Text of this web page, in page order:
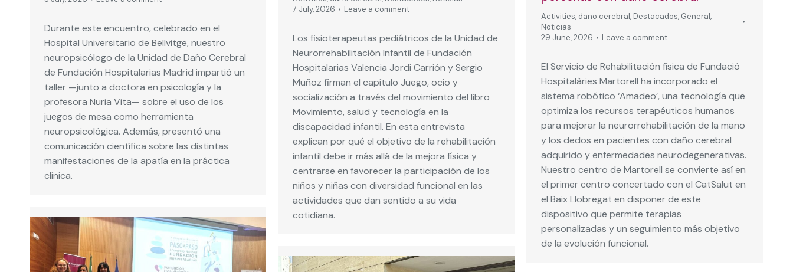
Durante este encuentro, celebrado en el
Hospital Universitario de Bellvitge, nuestro
neuropsicólogo de la Unidad de Daño Cerebral
de Fundación Hospitalarias Madrid impartió un
taller —junto a doctora en psicología y la
profesora Nuria Vita— sobre el uso de los
juegos de mesa como herramienta
neuropsicológica. Además, presentó una
comunicación científica sobre las distintas
manifestaciones de la apatía en la práctica
clínica.
7 July, 2026
Leave a comment
Los fisioterapeutas pediátricos de la Unidad de
Neurorrehabilitación Infantil de Fundación
Hospitalarias Valencia Jordi Carrión y Sergio
Muñoz firman el capítulo Juego, ocio y
socialización a través del movimiento del libro
Movimiento, salud y tecnología en la
discapacidad infantil. En esta entrevista
explican por qué el objetivo de la rehabilitación
infantil debe ir más allá de la mejora física y
centrarse en favorecer la participación de los
niños y niñas con diversidad funcional en las
actividades que dan sentido a su vida
cotidiana.
Activities, daño cerebral, Destacados, General,
Noticias
29 June, 2026
Leave a comment
El Servicio de Rehabilitación física de Fundació
Hospitalàries Martorell ha incorporado el
sistema robótico ‘Amadeo’, una tecnología que
optimiza los recursos terapéuticos humanos
para mejorar la neurorrehabilitación de la mano
y los dedos en pacientes con daño cerebral
adquirido y enfermedades neurodegenerativas.
Nuestro centro de Martorell se convierte así en
el primer centro concertado con el CatSalut en
el Baix Llobregat en disponer de este
dispositivo que permite terapias
personalizadas y un seguimiento más objetivo
de la evolución funcional.